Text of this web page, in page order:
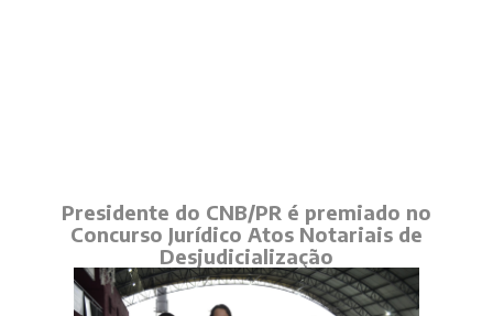
Presidente do CNB/PR é premiado no
Concurso Jurídico Atos Notariais de
Desjudicialização